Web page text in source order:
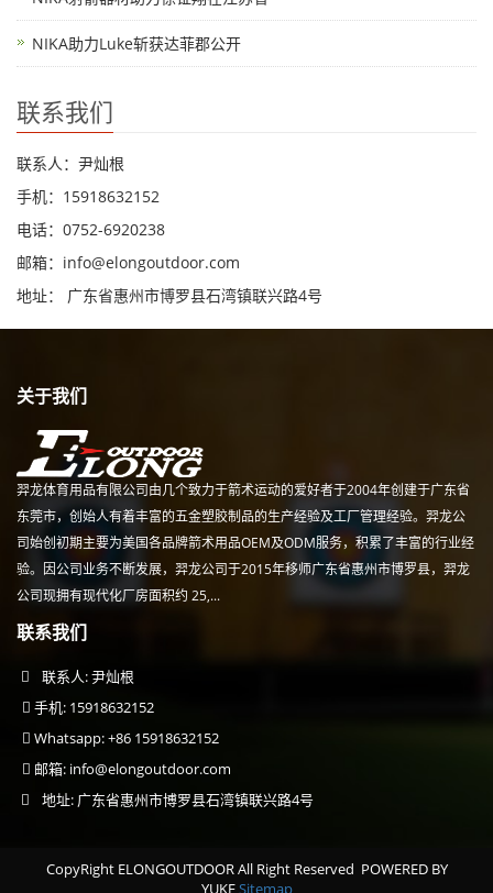
NIKA助力Luke斩获达菲郡公开
联系我们
联系人：尹灿根
手机：15918632152
电话：0752-6920238
邮箱： info@elongoutdoor.com
地址： 广东省惠州市博罗县石湾镇联兴路4号
关于我们
羿龙体育用品有限公司由几个致力于箭术运动的爱好者于2004年创建于广东省
东莞市，创始人有着丰富的五金塑胶制品的生产经验及工厂管理经验。羿龙公
司始创初期主要为美国各品牌箭术用品OEM及ODM服务，积累了丰富的行业经
验。因公司业务不断发展，羿龙公司于2015年移师广东省惠州市博罗县，羿龙
公司现拥有现代化厂房面积约 25,...
联系我们
联系人: 尹灿根
手机: 15918632152
Whatsapp: +86 15918632152
邮箱: info@elongoutdoor.com
地址: 广东省惠州市博罗县石湾镇联兴路4号
CopyRight ELONGOUTDOOR All Right Reserved POWERED BY
YUKESitemap